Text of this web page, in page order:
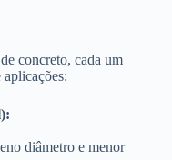
concreto, cada um
aplicações:
diâmetro e menor